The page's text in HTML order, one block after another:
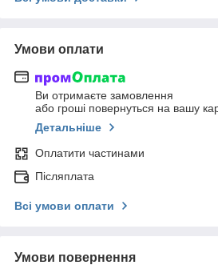
Умови оплати
Ви отримаєте замовлення
або гроші повернуться на вашу
Детальніше
Оплатити частинами
Післяплата
Всі умови оплати
Умови повернення